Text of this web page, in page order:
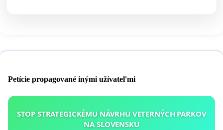
Petície propagované inými užívateľmi
STOP STRATEGICKÉMU NÁVRHU VETERNÝCH PARKOV
NA SLOVENSKU